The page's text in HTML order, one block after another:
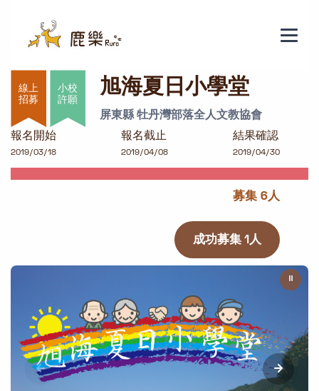
旭海夏日小學堂
小校
許願
旭海夏日小學堂
屏東縣 牡丹灣部落全人文教協會
報名開始
2019/03/18
報名截止
2019/04/08
結果確認
2019/04/30
募集 6人
成功募集 1人